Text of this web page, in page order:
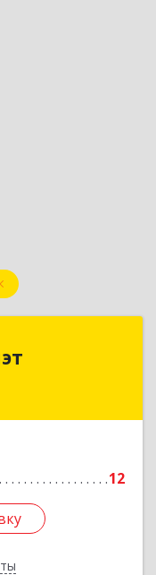
12
Алнэт
Назарово г,